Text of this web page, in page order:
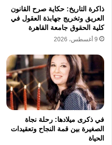
التجارية.
ترتفع أرقام الضحايا
يواجه 19 مليون
الأمن الغذائي. يمثل
الأسواق في السودان
الاقتصادية، ويؤدي إلى
ذاكرة التاريخ: حكاية صرح القانون
العريق وتخريج جهابذة العقول في
كلية الحقوق جامعة القاهرة
9 أغسطس، 2026
في ذكرى ميلادها: رحلة نجاة
الصغيرة بين قمة النجاح وتعقيدات
الحياة